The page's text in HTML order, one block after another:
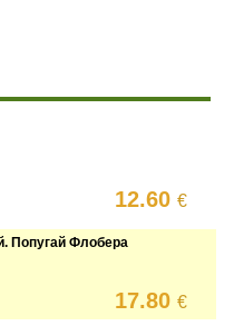
12.60€
Попугай Флобера
17.80€